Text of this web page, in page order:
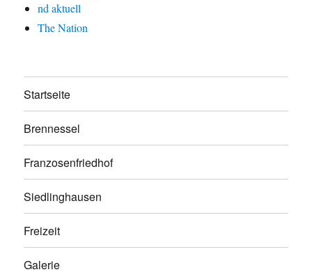
nd aktuell
The Nation
Startseite
Brennessel
Franzosenfriedhof
Siedlinghausen
Freizeit
Galerie